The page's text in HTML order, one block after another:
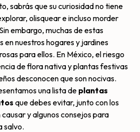
sabrás que su curiosidad no tiene
olisquear e incluso morder
embargo, muchas de estas
en nuestros hogares y jardines
para ellos. En México, el riesgo
de flora nativa y plantas festivas
desconocen que son nocivas.
una lista de plantas
que debes evitar, junto con los
y algunos consejos para
salvo.